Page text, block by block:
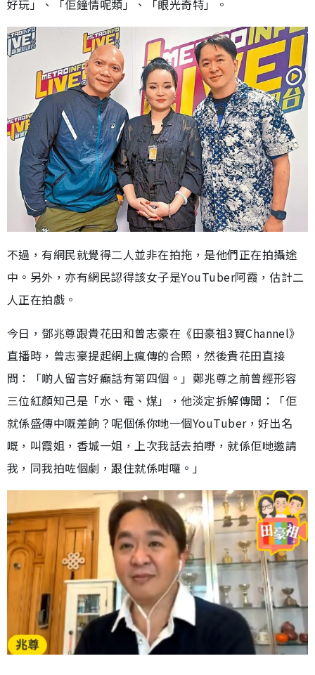
好玩」、「佢鐘情呢類」、「眼光奇特」。
不過，有網民就覺得二人並非在拍拖，是他們正在拍攝途
中。另外，亦有網民認得該女子是YouTuber阿霞，估計二
人正在拍戲。
今日，鄧兆尊跟貴花田和曾志豪在《田豪祖3寶Channel》
直播時，曾志豪提起網上瘋傳的合照，然後貴花田直接
問：「啲人留言好癲話有第四個。」鄭兆尊之前曾經形容
三位紅顏知己是「水、電、煤」，他淡定拆解傳聞：「佢
就係盛傳中嘅差餉？呢個係你哋一個YouTuber，好出名
嘅，叫霞姐，香城一姐，上次我話去拍嘢，就係佢哋邀請
我，同我拍咗個劇，跟住就係咁囉。」